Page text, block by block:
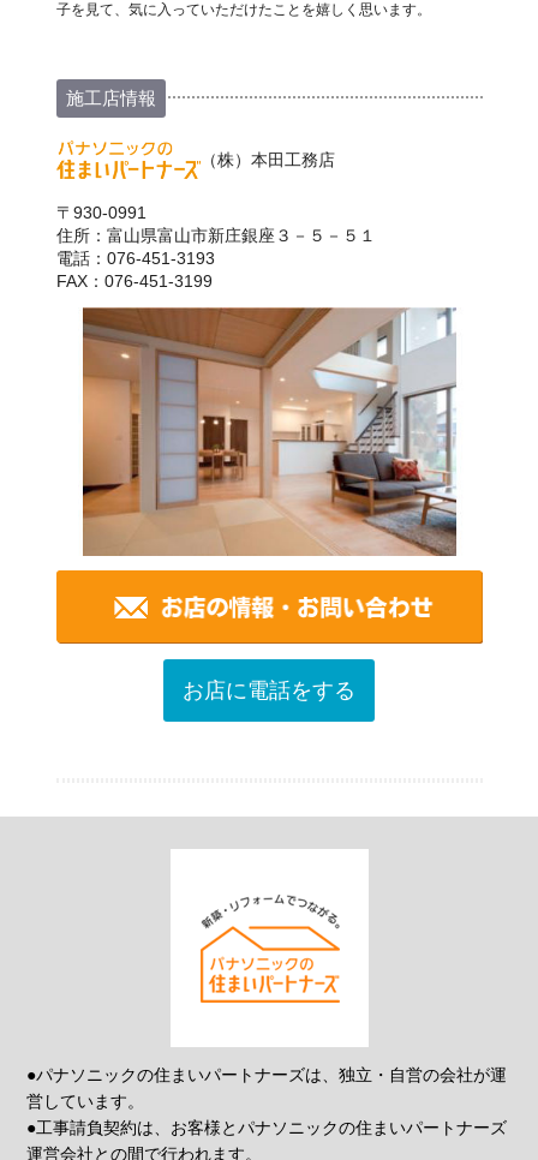
子を見て、気に入っていただけたことを嬉しく思います。
施工店情報
（株）本田工務店
〒930-0991
住所：富山県富山市新庄銀座３－５－５１
電話：076-451-3193
FAX：076-451-3199
お店に電話をする
●パナソニックの住まいパートナーズは、独立・自営の会社が運
営しています。
●工事請負契約は、お客様とパナソニックの住まいパートナーズ
運営会社との間で行われます。